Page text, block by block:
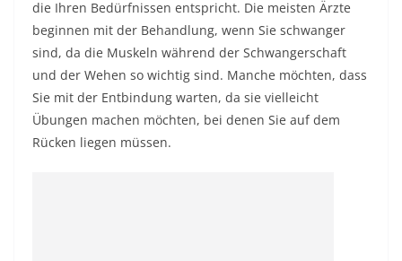
die Ihren Bedürfnissen entspricht. Die meisten Ärzte
beginnen mit der Behandlung, wenn Sie schwanger
sind, da die Muskeln während der Schwangerschaft
und der Wehen so wichtig sind. Manche möchten, dass
Sie mit der Entbindung warten, da sie vielleicht
Übungen machen möchten, bei denen Sie auf dem
Rücken liegen müssen.